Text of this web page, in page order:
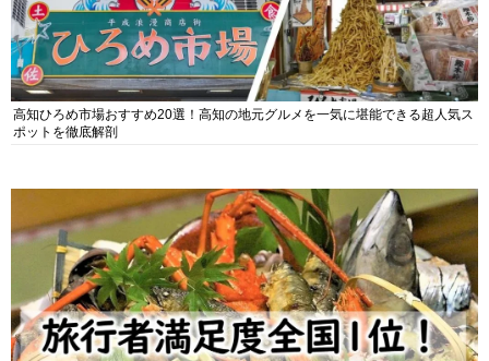
高知ひろめ市場おすすめ20選！高知の地元グルメを一気に堪能できる超人気ス
ポットを徹底解剖